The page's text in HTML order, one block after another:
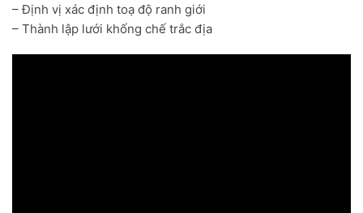
– Định vị xác định toạ độ ranh giới
– Thành lập lưới khống chế trắc địa